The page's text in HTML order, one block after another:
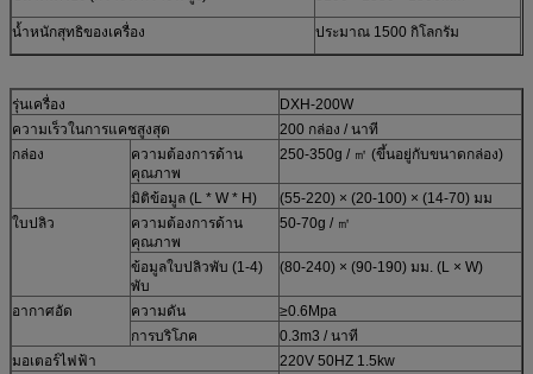
น้ำหนักสุทธิของเครื่อง ประมาณ 1500 กิโลกรัม
รุ่นเครื่อง
DXH-200W
ความเร็วในการแคชสูงสุด
200 กล่อง / นาที
กล่อง
ความต้องการด้าน
คุณภาพ
250-350g / ㎡ (ขึ้นอยู่กับขนาดกล่อง)
มิติข้อมูล (L * W * H)
(55-220) × (20-100) × (14-70) มม
ใบปลิว
ความต้องการด้าน
คุณภาพ
50-70g / ㎡
ข้อมูลใบปลิวพับ (1-4)
พับ
(80-240) × (90-190) มม. (L × W)
อากาศอัด ความดัน
≥0.6Mpa
การบริโภค
0.3m3 / นาที
มอเตอร์ไฟฟ้า
220V 50HZ 1.5kw